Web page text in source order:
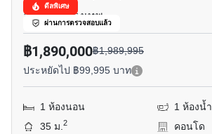
ดีลพิเศษ
ผ่านการตรวจสอบแล้ว
อุดมสุข, กรุงเทพ
฿1,890,000฿1,989,995
ประหยัดไป ฿99,995 บาท
1 ห้องนอน
1 ห้องน้ำ
35 ม.2
คอนโด